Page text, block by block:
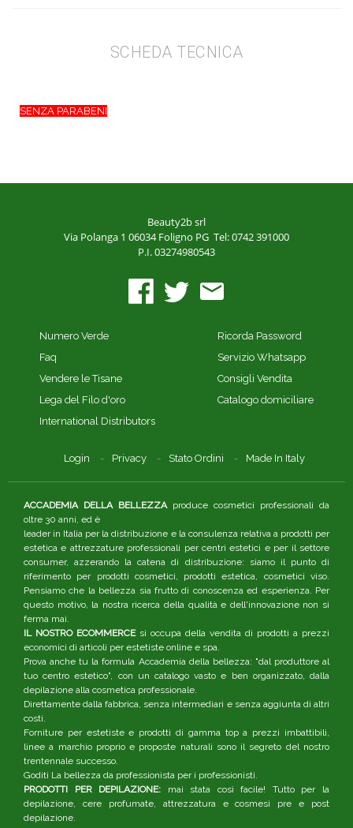
SCHEDA TECNICA
SENZA PARABENI
Beauty2b srl
Via Polanga 1 06034 Foligno PG Tel: 0742 391000
P.I. 03274980543
Numero Verde
Faq
Vendere le Tisane
Lega del Filo d'oro
International Distributors
Ricorda Password
Servizio Whatsapp
Consigli Vendita
Catalogo domiciliare
Login Privacy Stato Ordini Made In Italy
ACCADEMIA DELLA BELLEZZAproduce cosmetici professionali da
oltre 30 anni, ed è
leader in Italia per la distribuzione e la consulenza relativa a prodotti per
estetica e attrezzature professionali per centri estetici e per il settore
consumer, azzerando la catena di distribuzione: siamo il punto di
riferimento per prodotti cosmetici, prodotti estetica, cosmetici viso.
Pensiamo che la bellezza sia frutto di conoscenza ed esperienza. Per
questo motivo, la nostra ricerca della qualità e dell'innovazione non si
ferma mai.
IL NOSTRO ECOMMERCEsi occupa della vendita di prodotti a prezzi
economici di articoli per estetiste online e spa.
Prova anche tu la formula Accademia della bellezza: "dal produttore al
tuo centro estetico", con un catalogo vasto e ben organizzato, dalla
depilazione alla cosmetica professionale.
Direttamente dalla fabbrica, senza intermediari e senza aggiunta di altri
costi.
Forniture per estetiste e prodotti di gamma top a prezzi imbattibili,
linee a marchio proprio e proposte naturali sono il segreto del nostro
trentennale successo.
Goditi La bellezza da professionista per i professionisti.
PRODOTTI PER DEPILAZIONE: mai stata così facile! Tutto per la
depilazione, cere profumate, attrezzatura e cosmesi pre e post
depilazione.